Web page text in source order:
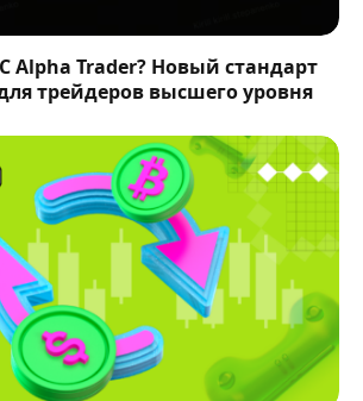
Alpha Trader? Новый стандарт
трейдеров высшего уровня